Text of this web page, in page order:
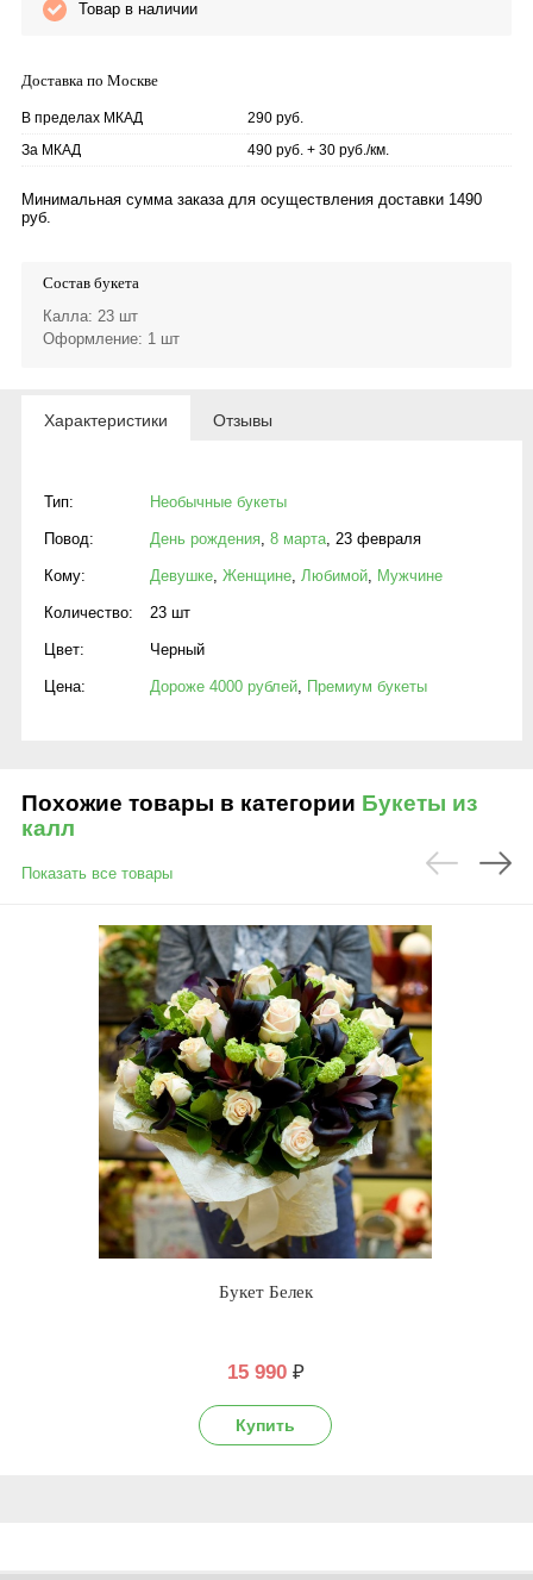
Товар в наличии
Доставка по Москве
В пределах МКАД
290 руб.
За МКАД
490 руб. + 30 руб./км.
Минимальная сумма заказа для осуществления доставки 1490
руб.
Состав букета
Калла: 23 шт
Оформление: 1 шт
Характеристики Отзывы
Тип: Необычные букеты
Повод: День рождения, 8 марта, 23 февраля
Кому: Девушке, Женщине, Любимой, Мужчине
Количество: 23 шт
Цвет: Черный
Цена: Дороже 4000 рублей, Премиум букеты
Похожие товары в категории Букеты из
калл
Показать все товары
Букет Белек
15 990 ₽